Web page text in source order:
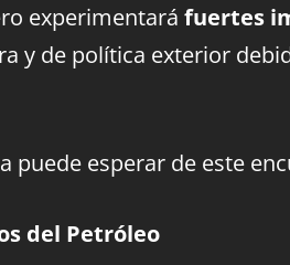
experimentará fuertes
y de política exterior
puede esperar de este
del Petróleo